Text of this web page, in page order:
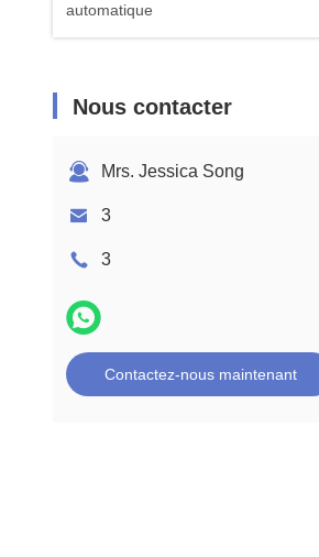
automatique
Nous contacter
Mrs. Jessica Song
3
3
Contactez-nous maintenant